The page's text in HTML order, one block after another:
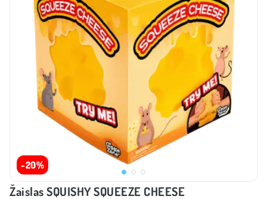
-20%
Žaislas SQUISHY SQUEEZE CHEESE